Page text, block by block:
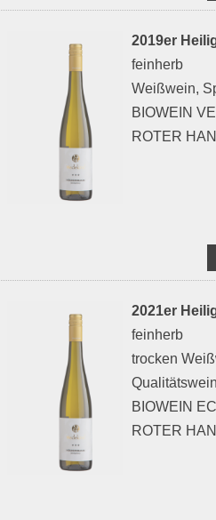
2019er
feinherb
Weißwein,
BIOWEIN
ROTER
2021er
feinherb
trocken
BIOWEIN
ROTER